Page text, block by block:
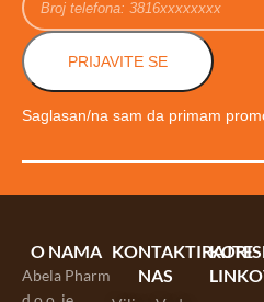
PRIJAVITE SE
Saglasan/na sam da primam
O NAMA
Abela Pharm
KONTAKTIRAJTE
NAS